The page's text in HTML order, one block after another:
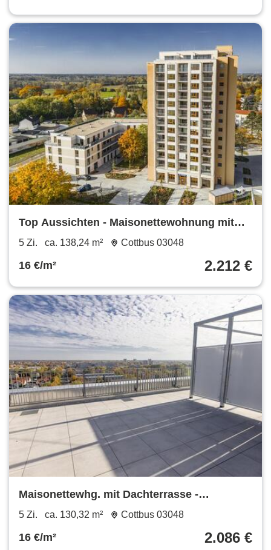
Top Aussichten - Maisonettewohnung mit
Dachterrasse!
5 Zi. ca. 138,24 m² Cottbus 03048
16 €/m² 2.212 €
Maisonettewhg. mit Dachterrasse -
Erstbezug nach umfangreicher Sanierung!
5 Zi. ca. 130,32 m² Cottbus 03048
16 €/m² 2.086 €